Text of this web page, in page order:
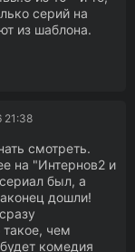
серий на
из шаблона.
21:38
смотреть.
на "Интернов2 и
был, а
дошли!
такое, чем
комедия